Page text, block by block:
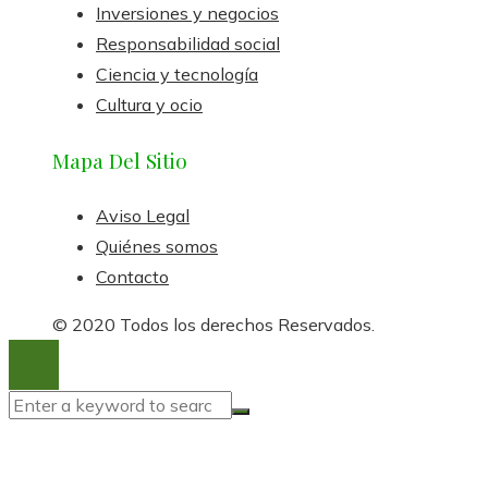
Inversiones y negocios
Responsabilidad social
Ciencia y tecnología
Cultura y ocio
Mapa Del Sitio
Aviso Legal
Quiénes somos
Contacto
© 2020 Todos los derechos Reservados.